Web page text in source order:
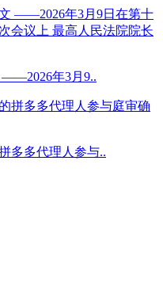
——2026年3月9..
多多代理人参与..